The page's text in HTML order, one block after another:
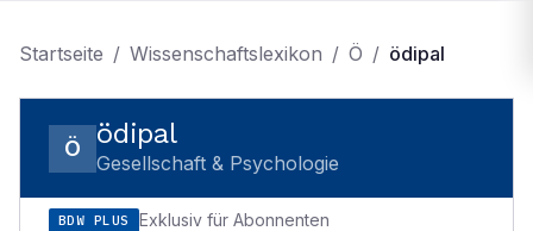
Startseite / Wissenschaftslexikon / Ö / ödipal
Ö ödipal
Gesellschaft & Psychologie
BDW PLUS Exklusiv für Abonnenten